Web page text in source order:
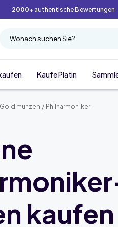
2000+ authentische Bewertungen
Wonach suchen Sie?
Kaufe Platin
Gold munzen / Philharmoniker
kaufen